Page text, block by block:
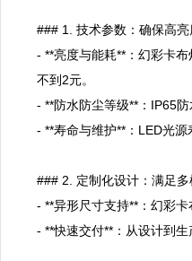
### 1. 技术参数：确保高
- **亮度与能耗**：幻彩卡
不到2元。
- **防水防尘等级**：IP65
- **寿命与维护**：LED光
### 2. 定制化设计：满足
- **异形尺寸支持**：幻彩
- **快速交付**：从设计到